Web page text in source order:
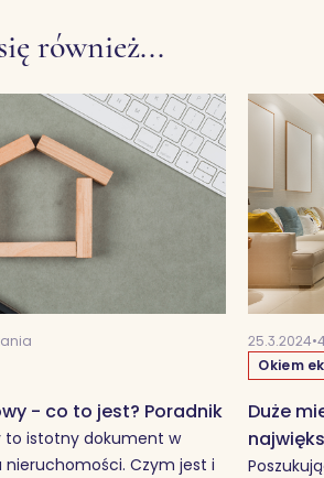
również...
- co to jest? Poradnik
to istotny dokument w
Czym jest i
25.3.2024•
Okiem
Duże